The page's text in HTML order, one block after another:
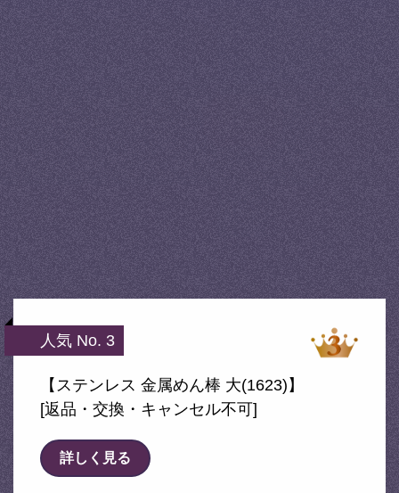
人気 No. 3
【ステンレス 金属めん棒 大(1623)】
[返品・交換・キャンセル不可]
詳しく見る